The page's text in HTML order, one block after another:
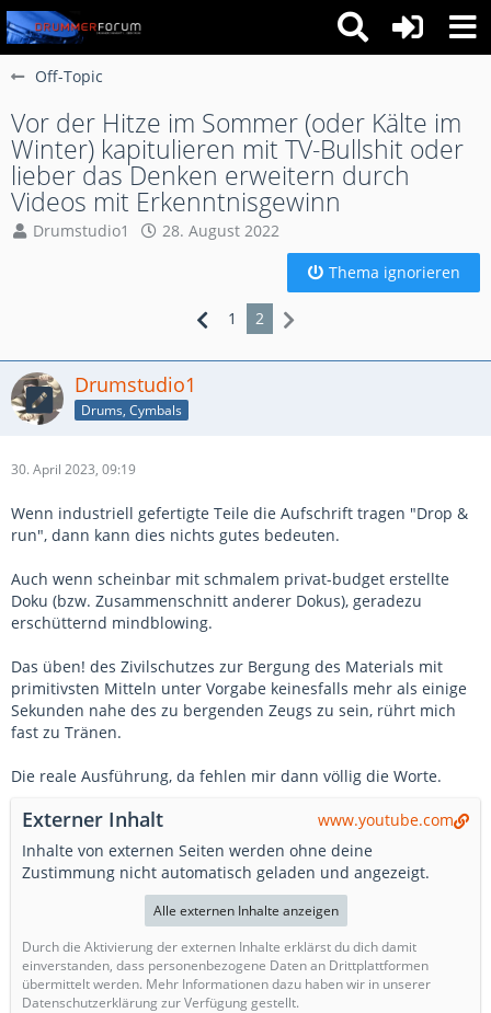
Off-Topic
Vor der Hitze im Sommer (oder Kälte im
Winter) kapitulieren mit TV-Bullshit oder
lieber das Denken erweitern durch
Videos mit Erkenntnisgewinn
Drumstudio1
28. August 2022
Thema ignorieren
1 2
Drumstudio1
Drums, Cymbals
30. April 2023, 09:19
Wenn industriell gefertigte Teile die Aufschrift tragen "Drop &
run", dann kann dies nichts gutes bedeuten.
Auch wenn scheinbar mit schmalem privat-budget erstellte
Doku (bzw. Zusammenschnitt anderer Dokus), geradezu
erschütternd mindblowing.
Das üben! des Zivilschutzes zur Bergung des Materials mit
primitivsten Mitteln unter Vorgabe keinesfalls mehr als einige
Sekunden nahe des zu bergenden Zeugs zu sein, rührt mich
fast zu Tränen.
Die reale Ausführung, da fehlen mir dann völlig die Worte.
Externer Inhalt
www.youtube.com
Inhalte von externen Seiten werden ohne deine
Zustimmung nicht automatisch geladen und angezeigt.
Alle externen Inhalte anzeigen
Durch die Aktivierung der externen Inhalte erklärst du dich damit
einverstanden, dass personenbezogene Daten an Drittplattformen
übermittelt werden. Mehr Informationen dazu haben wir in unserer
Datenschutzerklärung zur Verfügung gestellt.